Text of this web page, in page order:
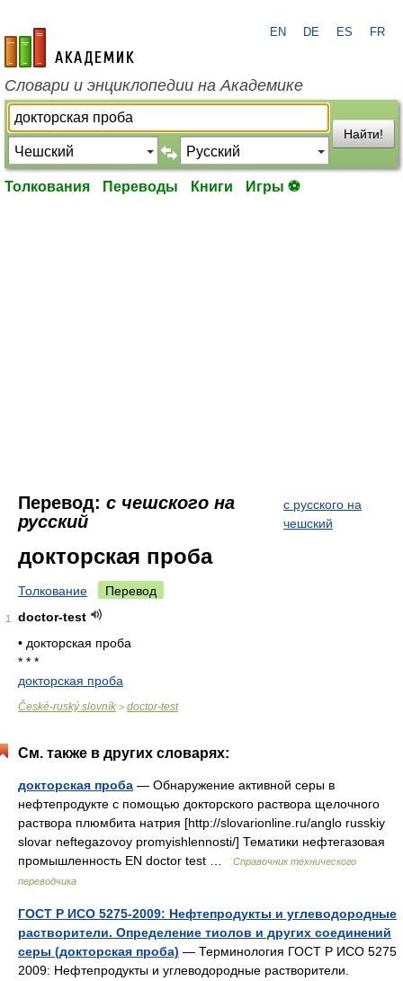
academic.ru
EN DE ES FR
Словари и энциклопедии на Академике
Найти!
Толкования Переводы Книги Игры ⚽
Перевод: с чешского на
русский
с русского на
чешский
докторская проба
Толкование Перевод
1
doctor-test
• докторская проба
* * *
докторская проба
České-ruský slovník > doctor-test
См. также в других словарях:
докторская проба — Обнаружение активной серы в
нефтепродукте с помощью докторского раствора щелочного
раствора плюмбита натрия [http://slovarionline.ru/anglo russkiy
slovar neftegazovoy promyishlennosti/] Тематики нефтегазовая
промышленность EN doctor test …
Справочник технического
переводчика
ГОСТ Р ИСО 5275-2009: Нефтепродукты и углеводородные
растворители. Определение тиолов и других соединений
серы (докторская проба) — Терминология ГОСТ Р ИСО 5275
2009: Нефтепродукты и углеводородные растворители.